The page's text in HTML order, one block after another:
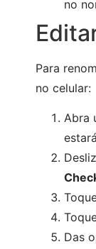
no
Para
no celular:
Abra
Das